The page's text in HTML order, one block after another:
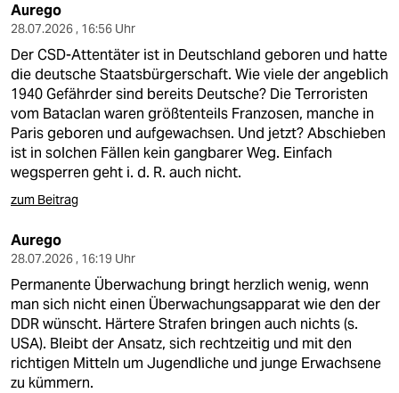
Aurego
28.07.2026 , 16:56 Uhr
Der CSD-Attentäter ist in Deutschland geboren und hatte
die deutsche Staatsbürgerschaft. Wie viele der angeblich
1940 Gefährder sind bereits Deutsche? Die Terroristen
vom Bataclan waren größtenteils Franzosen, manche in
Paris geboren und aufgewachsen. Und jetzt? Abschieben
ist in solchen Fällen kein gangbarer Weg. Einfach
wegsperren geht i. d. R. auch nicht.
zum Beitrag
Aurego
28.07.2026 , 16:19 Uhr
Permanente Überwachung bringt herzlich wenig, wenn
man sich nicht einen Überwachungsapparat wie den der
DDR wünscht. Härtere Strafen bringen auch nichts (s.
USA). Bleibt der Ansatz, sich rechtzeitig und mit den
richtigen Mitteln um Jugendliche und junge Erwachsene
zu kümmern.